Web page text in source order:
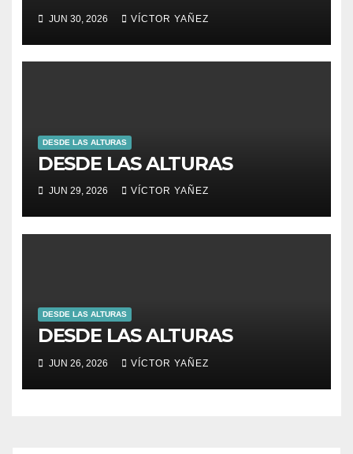
JUN 30, 2026 VÍCTOR YAÑEZ
DESDE LAS ALTURAS
DESDE LAS ALTURAS
JUN 29, 2026 VÍCTOR YAÑEZ
DESDE LAS ALTURAS
DESDE LAS ALTURAS
JUN 26, 2026 VÍCTOR YAÑEZ